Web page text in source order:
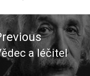
a léčitel